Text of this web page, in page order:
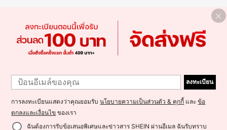
ลงทะเบียน
การลงทะเบียนแสดงว่าคุณยอมรับนโยบายความเป็นส่วนตัว & คุกกี้ และข้อ
ตกลงและเงื่อนไข ของเรา
ฉันต้องการรับข้อเสนอพิเศษและข่าวสาร SHEIN ผ่านอีเมล ฉันรับทราบ